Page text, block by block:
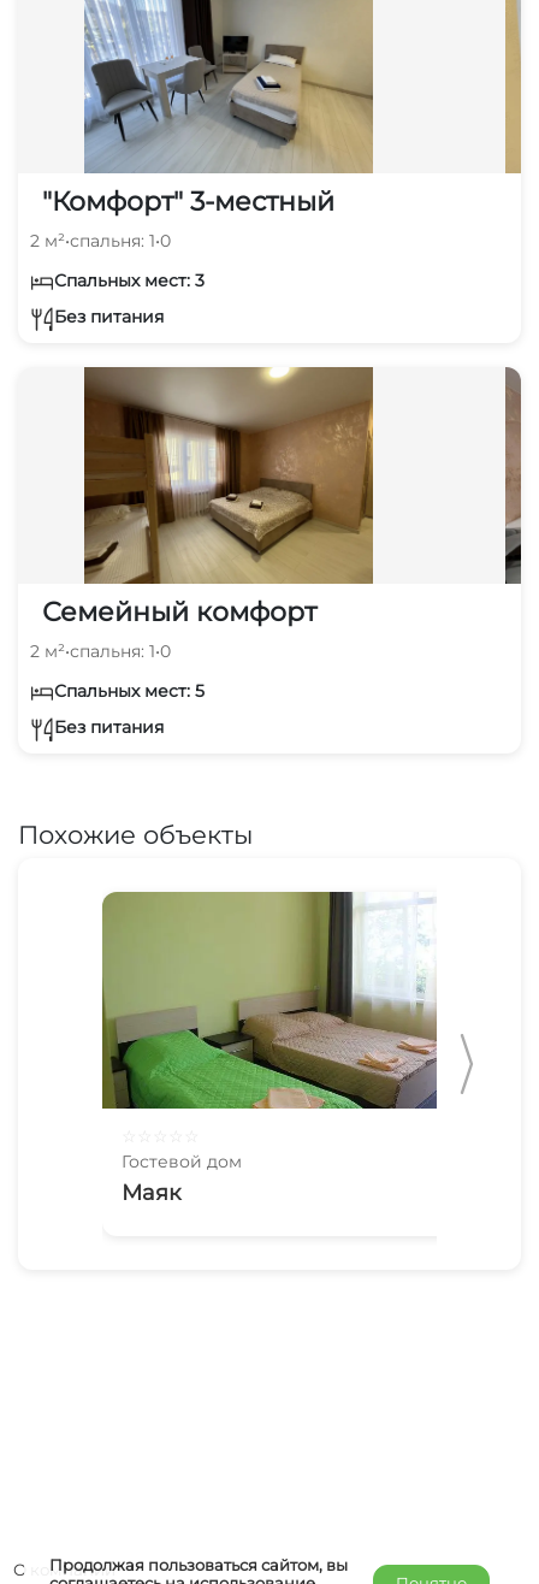
"Комфорт" 3-местный
2 м²•спальня: 1•0
Спальных мест: 3
Без питания
Семейный комфорт
2 м²•спальня: 1•0
Спальных мест: 5
Без питания
Похожие объекты
Гостевой дом
Маяк
Продолжая пользоваться сайтом, вы
О компании